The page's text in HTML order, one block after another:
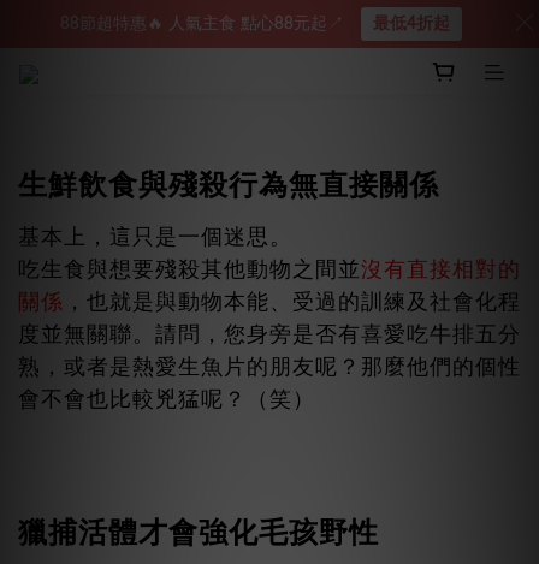
生鮮飲食與殘殺行為無直接關係
基本上，這只是一個迷思。
吃生食與想要殘殺其他動物之間並沒有直接相對的
關係 ， 也就是與動物本能、受過的訓練及社會化程
度並無關聯。 請問，您身旁是否有喜愛吃牛排五分
熟，或者是熱愛生魚片的朋友呢？那麼他們的個性
會不會也比較兇猛呢？（笑）
獵捕活體才會強化毛孩野性
88節超特惠🔥 人氣主食 點心88元起↗︎ 最低4折起